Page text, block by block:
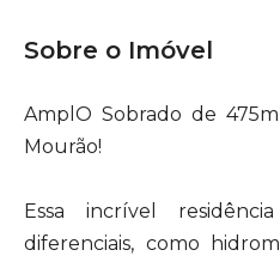
Sobre o Imóvel
AmplO Sobrado de
Mourão!
Essa incrível
diferenciais, como